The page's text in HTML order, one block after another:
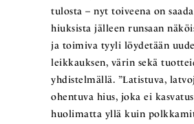
tulosta – nyt toiveena on
hiuksista jälleen runsaan
ja toimiva tyyli löydetään
leikkauksen, värin sekä
yhdistelmällä. ”Latistuva,
ohentuva hius, joka ei
huolimatta yllä kuin